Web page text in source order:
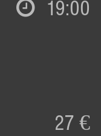
19:00
27 €